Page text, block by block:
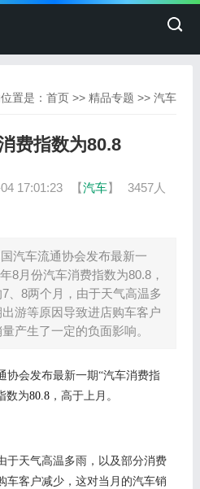
置是：首页 >>精品专题 >>汽车
费指数为80.8
17:01:23 【汽车】
3457人
汽车流通协会发布最新一
8月份汽车消费指数为80.8，
、8两个月，由于天气高温多
游等原因导致进店购车客户
产生了一定的负面影响。
协会发布最新一期“汽车消费指
数为80.8，高于上月。
于天气高温多雨，以及部分消费
车客户减少，这对当月的汽车销